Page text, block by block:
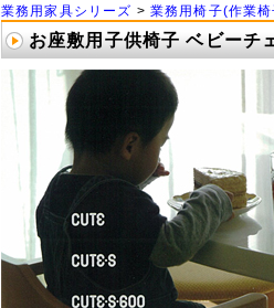
業務用家具シリーズ > 業務用椅子(作業
お座敷用子供椅子 ベビーチ